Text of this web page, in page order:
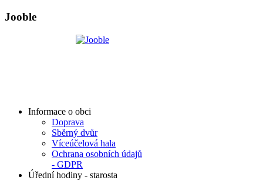
Jooble
Informace o obci
Doprava
Sběrný dvůr
Víceúčelová hala
Ochrana osobních údajů
- GDPR
Úřední hodiny - starosta